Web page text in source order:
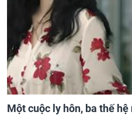
Một cuộc ly hôn, ba thế